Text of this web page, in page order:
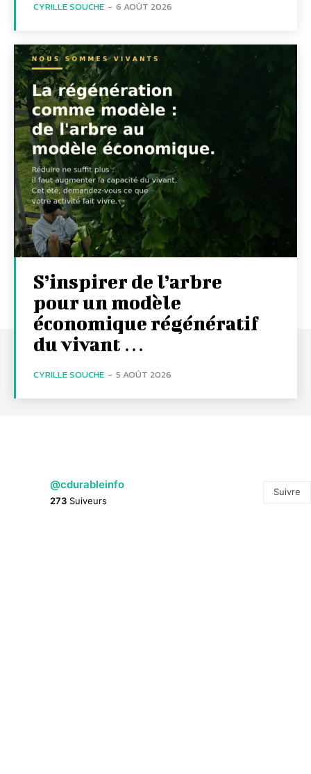
CYRILLE SOUCHE - 6 AOÛT 2026
S’inspirer de l’arbre
pour un modèle
économique régénératif
du vivant …
CYRILLE SOUCHE - 5 AOÛT 2026
@cdurableinfo
273 Suiveurs
Suivre